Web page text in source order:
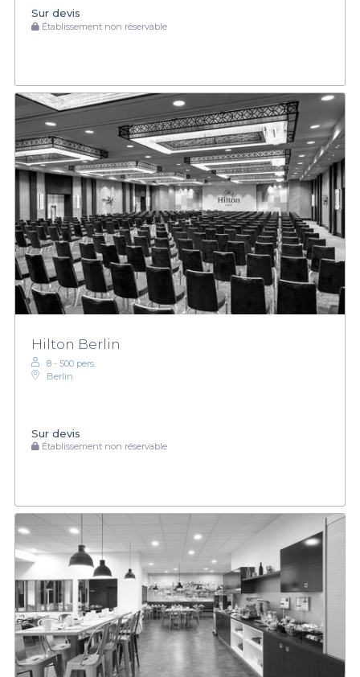
Sur devis
Établissement non réservable
Hilton Berlin
8 - 500 pers.
Berlin
Sur devis
Établissement non réservable